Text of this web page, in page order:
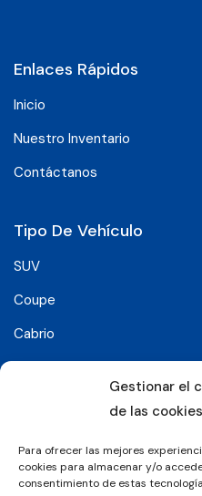
Gestionar el
de las cookies
Para ofrecer las mejores
cookies para almacenar y/o
consentimiento de estas
Enlaces Rápidos
Inicio
Nuestro Inventario
Contáctanos
Tipo De Vehículo
SUV
Coupe
Cabrio